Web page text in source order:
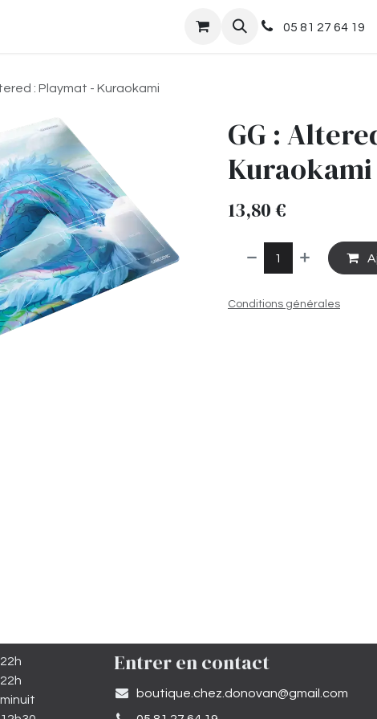
05 81 27 64 19
: Playmat - Kuraokami
GG :
Kuraokami
13,80€
Conditions générales
Entrer en contact
​boutique.chez.donovan@gmail.com​